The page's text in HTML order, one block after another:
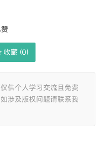
收藏 (0)
供个人学习交流且免费
涉及版权问题请联系我